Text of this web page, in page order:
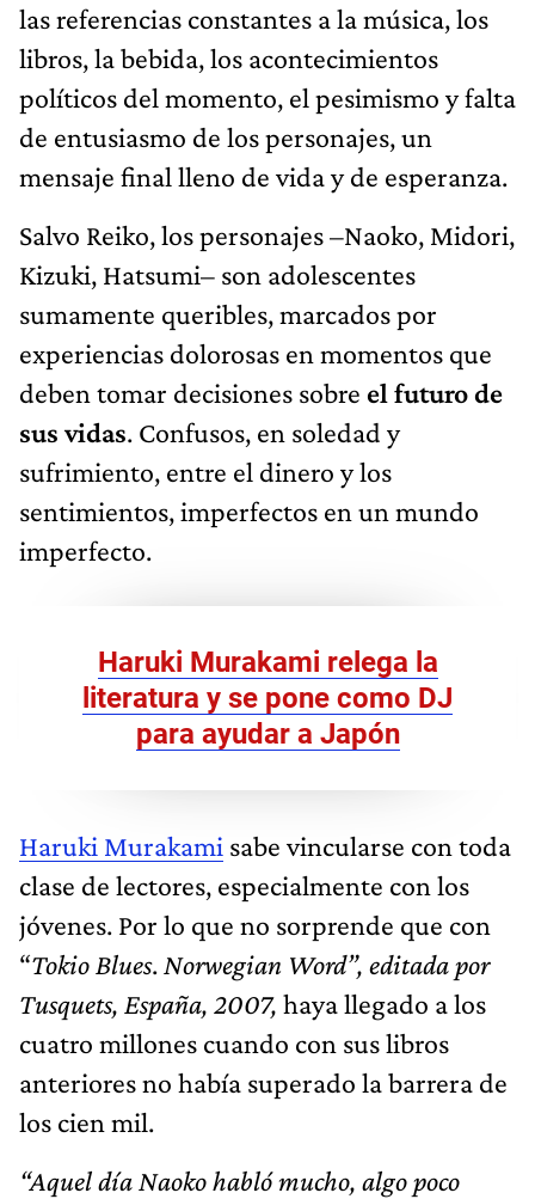
las referencias constantes a la música, los
libros, la bebida, los acontecimientos
políticos del momento, el pesimismo y falta
de entusiasmo de los personajes, un
mensaje final lleno de vida y de esperanza.
Salvo Reiko, los personajes –Naoko, Midori,
Kizuki, Hatsumi– son adolescentes
sumamente queribles, marcados por
experiencias dolorosas en momentos que
deben tomar decisiones sobre el futuro de
sus vidas. Confusos, en soledad y
sufrimiento, entre el dinero y los
sentimientos, imperfectos en un mundo
imperfecto.
Haruki Murakami relega la
literatura y se pone como DJ
para ayudar a Japón
Haruki Murakami sabe vincularse con toda
clase de lectores, especialmente con los
jóvenes. Por lo que no sorprende que con
“Tokio Blues. Norwegian Word”, editada por
Tusquets, España, 2007, haya llegado a los
cuatro millones cuando con sus libros
anteriores no había superado la barrera de
los cien mil.
“Aquel día Naoko habló mucho, algo poco